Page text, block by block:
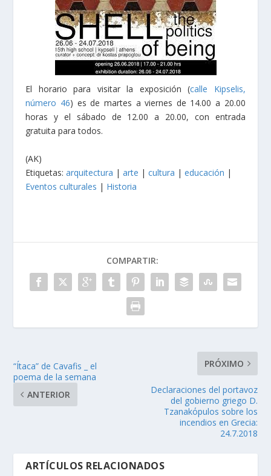
El horario para visitar la exposición (calle Kipselis,
número 46) es de martes a viernes de 14.00 a 20.00
horas y el sábado de 12.00 a 20.00, con entrada
gratuita para todos.
(AK)
Etiquetas:arquitectura |arte |cultura |educación |
Eventos culturales | Historia
COMPARTIR:
“Ítaca” de Cavafis _ el
poema de la semana
ANTERIOR
PRÓXIMO
Declaraciones del portavoz
del gobierno griego D.
Tzanakόpulos sobre los
incendios en Grecia:
24.7.2018
ARTÍCULOS RELACIONADOS